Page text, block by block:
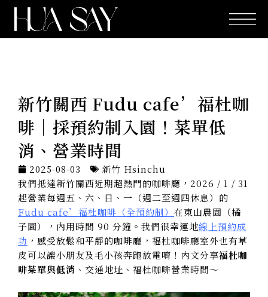
新竹關西 Fudu cafe’福杜咖
啡｜採預約制入園！菜單低
消、營業時間
2025-08-03
新竹 Hsinchu
我們抵達新竹關西近期超熱門的咖啡廳，2026 / 1 / 31
起營業每週五、六、日、一（週二至週四休息）的
Fudu cafe’福杜咖啡（全預約制） 在東山農園（橘
子園），內用時間 90 分鐘。我們很幸運地線上預約成
功 ，感受放鬆和平靜的咖啡廳，福杜咖啡廳室外也有草
皮可以讓小朋友及毛小孩奔跑放電唷！內文分享福杜咖
啡菜單與低消 、交通地址、福杜咖啡營業時間～